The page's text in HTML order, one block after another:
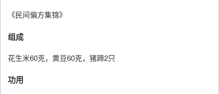
《民间偏方集锦》
组成
花生米60克，黄豆60克，猪蹄2只
功用